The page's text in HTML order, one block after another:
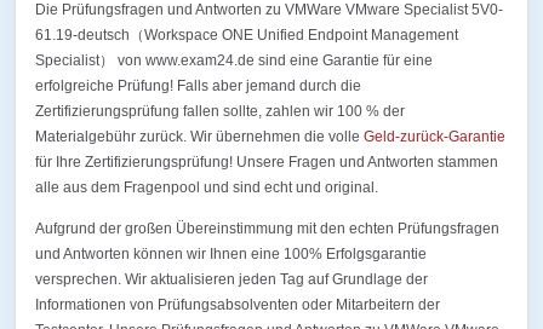
Die Prüfungsfragen und Antworten zu VMWare VMware Specialist 5V0-
61.19-deutsch（Workspace ONE Unified Endpoint Management
Specialist） von www.exam24.de sind eine Garantie für eine
erfolgreiche Prüfung! Falls aber jemand durch die
Zertifizierungsprüfung fallen sollte, zahlen wir 100 % der
Materialgebühr zurück. Wir übernehmen die volle Geld-zurück-Garantie
für Ihre Zertifizierungsprüfung! Unsere Fragen und Antworten stammen
alle aus dem Fragenpool und sind echt und original.
Aufgrund der großen Übereinstimmung mit den echten Prüfungsfragen
und Antworten können wir Ihnen eine 100% Erfolgsgarantie
versprechen. Wir aktualisieren jeden Tag auf Grundlage der
Informationen von Prüfungsabsolventen oder Mitarbeitern der